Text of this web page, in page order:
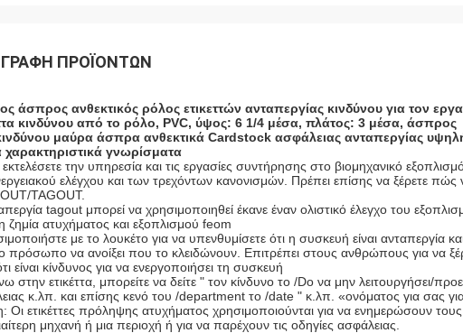
ΠΡΟΪΌΝΤΩΝ
άσπρος ανθεκτικός ρόλος ετικεττών ανταπεργίας κινδύνου για τον
κινδύνου από το ρόλο, PVC, ύψος: 6 1/4 μέσα, πλάτος: 3 μέσα, άσπρος
μαύρα άσπρα ανθεκτικά Cardstock ασφάλειας ανταπεργίας
χαρακτηριστικά γνωρίσματα
εκτελέσετε την υπηρεσία και τις εργασίες συντήρησης στο βιομηχανικό
ελέγχου και των τρεχόντων κανονισμών. Πρέπει επίσης να ξέρετε
TAGOUT.
tagout μπορεί να χρησιμοποιηθεί έκανε έναν ολιστικό έλεγχο του
ζημία ατυχήματος και εξοπλισμού feom
με το λουκέτο για να υπενθυμίσετε ότι η συσκευή είναι ανταπεργία
πρόσωπο να ανοίξει που το κλειδώνουν. Επιτρέπει στους ανθρώπους για να
είναι κίνδυνος για να ενεργοποιήσει τη συσκευή
στην ετικέττα, μπορείτε να δείτε " τον κίνδυνο το /Do να μην λειτουργήσει/
κ.λπ. και επίσης κενό του /department το /date " κ.λπ. «ονόματος για σας
Οι ετικέττες πρόληψης ατυχήματος χρησιμοποιούνται για να ενημερώσουν
μηχανή ή μια περιοχή ή για να παρέχουν τις οδηγίες ασφάλειας.